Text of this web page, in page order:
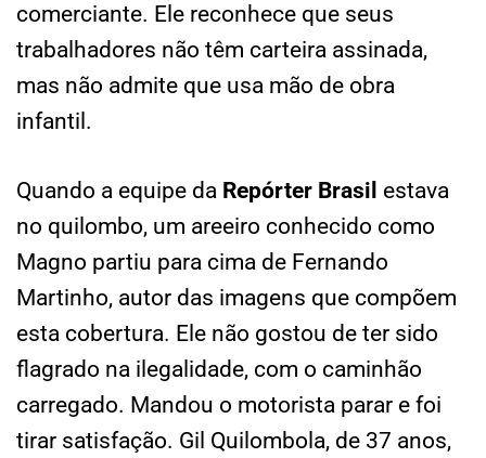
comerciante. Ele reconhece que seus
trabalhadores não têm carteira assinada,
mas não admite que usa mão de obra
infantil.
Quando a equipe da Repórter Brasil estava
no quilombo, um areeiro conhecido como
Magno partiu para cima de Fernando
Martinho, autor das imagens que compõem
esta cobertura. Ele não gostou de ter sido
flagrado na ilegalidade, com o caminhão
carregado. Mandou o motorista parar e foi
tirar satisfação. Gil Quilombola, de 37 anos,